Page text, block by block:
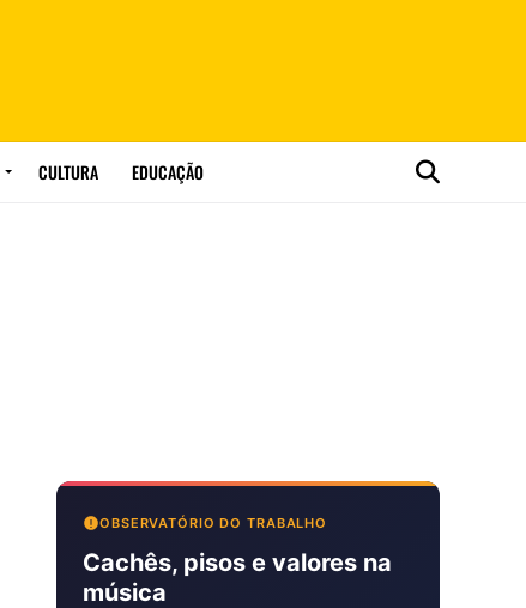
CULTURA EDUCAÇÃO
OBSERVATÓRIO DO TRABALHO
Cachês, pisos e valores na
música